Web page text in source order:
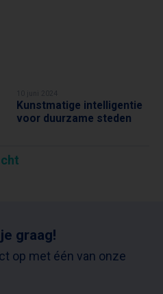
MAARTEN SUKEL
Kunstmatige intelligentie
voor duurzame steden
graag!
op met één van onze